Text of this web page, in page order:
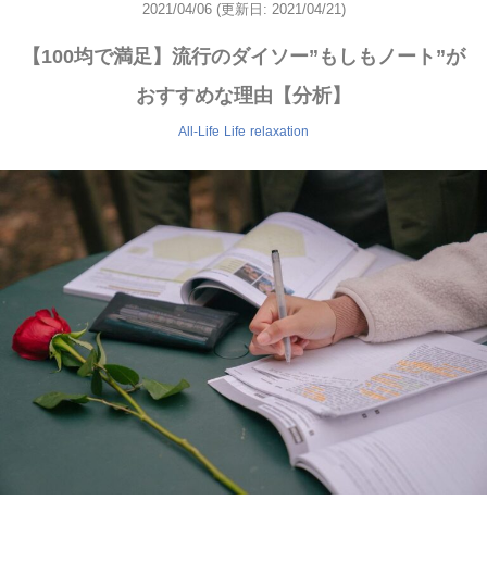
2021/04/06 (更新日: 2021/04/21)
【100均で満足】流行のダイソー”もしもノート”が
おすすめな理由【分析】
All-Life Life relaxation